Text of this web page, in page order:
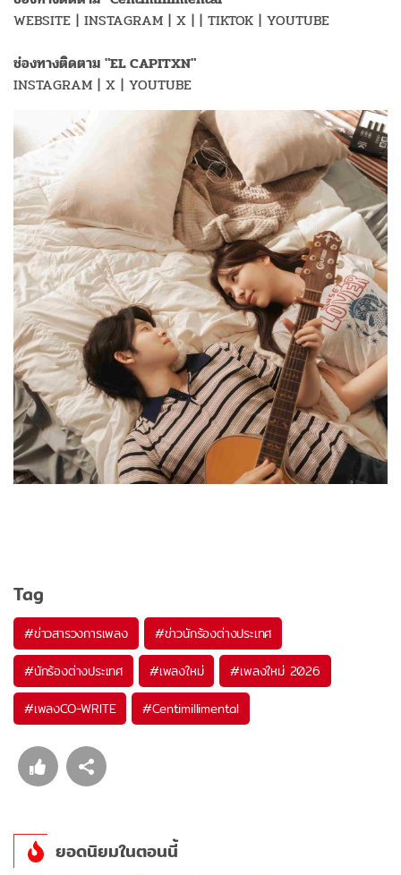
WEBSITE | INSTAGRAM | X | | TIKTOK | YOUTUBE
ช่องทางติดตาม "EL CAPITXN"
INSTAGRAM | X | YOUTUBE
Tag
#ข่าวสารวงการเพลง #ข่าวนักร้องต่างประเทศ
#นักร้องต่างประเทศ #เพลงใหม่ #เพลงใหม่ 2026
#เพลงCO-WRITE #Centimillimental
ยอดนิยมในตอนนี้